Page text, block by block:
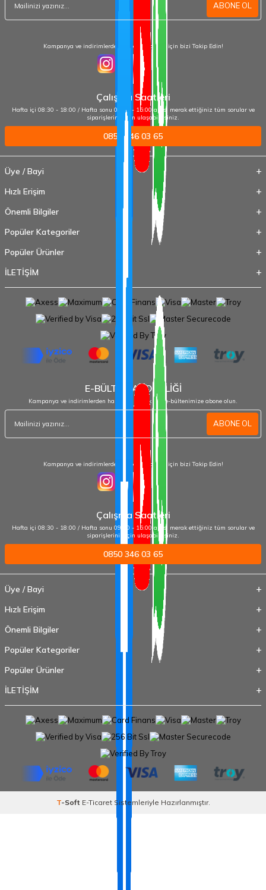
ABONE OL
Kampanya ve indirimlerden haberdar olmak için bizi Takip Edin!
Çalışma Saatleri
Hafta içi 08:30 - 18:00 / Hafta sonu 09:00 - 15:00 arası merak ettiğiniz tüm sorular ve
siparişleriniz için ulaşabilirsiniz.
0850 346 03 65
Üye / Bayi
Hızlı Erişim
Önemli Bilgiler
Popüler Kategoriler
Popüler Ürünler
İLETİŞİM
E-BÜLTEN ABONELİĞİ
Kampanya ve indirimlerden haberdar olmak için e-bültenimize abone olun.
ABONE OL
Kampanya ve indirimlerden haberdar olmak için bizi Takip Edin!
Çalışma Saatleri
Hafta içi 08:30 - 18:00 / Hafta sonu 09:00 - 15:00 arası merak ettiğiniz tüm sorular ve
siparişleriniz için ulaşabilirsiniz.
0850 346 03 65
Üye / Bayi
Hızlı Erişim
Önemli Bilgiler
Popüler Kategoriler
Popüler Ürünler
İLETİŞİM
T-Soft E-TicaretSistemleriyle Hazırlanmıştır.